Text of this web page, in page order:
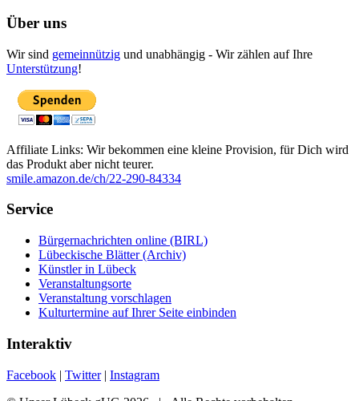
Über uns
Wir sind gemeinnützig und unabhängig - Wir zählen auf Ihre
Unterstützung!
Affiliate Links: Wir bekommen eine kleine Provision, für Dich wird
das Produkt aber nicht teurer.
smile.amazon.de/ch/22-290-84334
Service
Bürgernachrichten online (BIRL)
Lübeckische Blätter (Archiv)
Künstler in Lübeck
Veranstaltungsorte
Veranstaltung vorschlagen
Kulturtermine auf Ihrer Seite einbinden
Interaktiv
Facebook | Twitter| Instagram